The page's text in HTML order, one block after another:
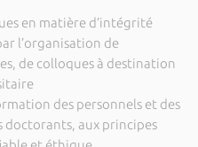
en matière d’intégrité
l’organisation de
de colloques à destination
des personnels et des
aux principes